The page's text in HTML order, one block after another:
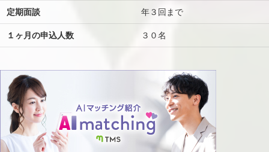
定期面談 年３回まで
１ヶ月の申込人数 ３０名